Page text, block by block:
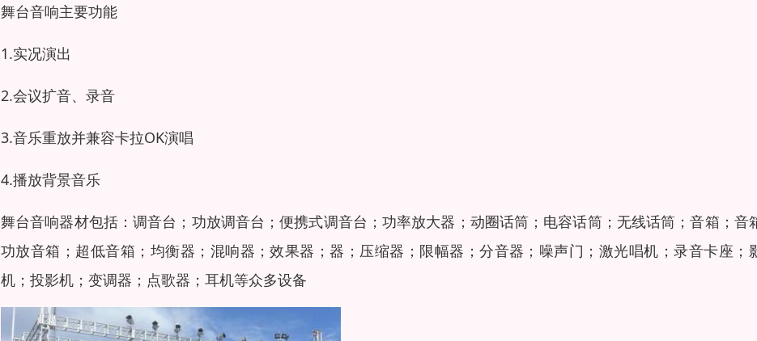
舞台音响主要功能
1.实况演出
2.会议扩音、录音
3.音乐重放并兼容卡拉OK演唱
4.播放背景音乐
舞台音响器材包括：调音台；功放调音台；便携式调音台；功率放大器；动圈话筒；电容话筒；无线话筒；音箱；音
功放音箱；超低音箱；均衡器；混响器；效果器；器；压缩器；限幅器；分音器；噪声门；激光唱机；录音卡座；
机；投影机；变调器；点歌器；耳机等众多设备